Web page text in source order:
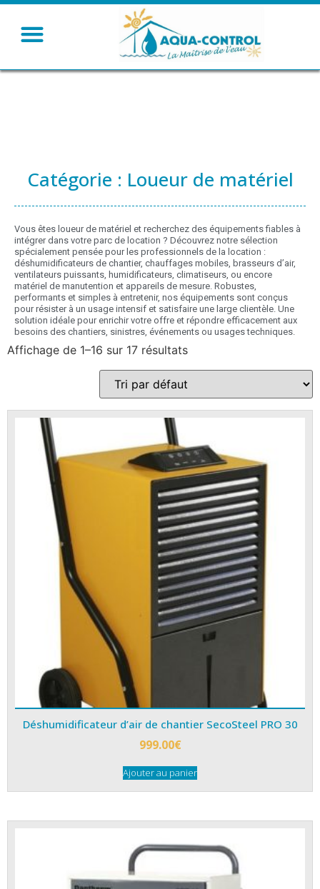
Catégorie : Loueur de matériel
Vous êtes loueur de matériel et recherchez des équipements fiables à
intégrer dans votre parc de location ? Découvrez notre sélection
spécialement pensée pour les professionnels de la location :
déshumidificateurs de chantier, chauffages mobiles, brasseurs d’air,
ventilateurs puissants, humidificateurs, climatiseurs, ou encore
matériel de manutention et appareils de mesure. Robustes,
performants et simples à entretenir, nos équipements sont conçus
pour résister à un usage intensif et satisfaire une large clientèle. Une
solution idéale pour enrichir votre offre et répondre efficacement aux
besoins des chantiers, sinistres, événements ou usages techniques.
Affichage de 1–16 sur 17 résultats
Déshumidificateur d’air de chantier SecoSteel PRO 30
999.00€
Ajouter au panier